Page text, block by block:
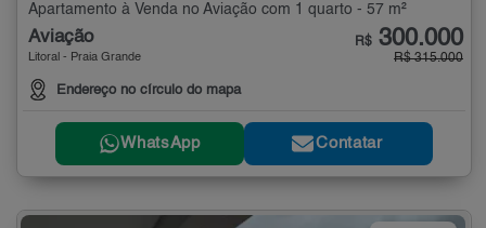
Apartamento à Venda no Aviação com 1 quarto - 57 m²
Aviação
Litoral - Praia Grande
Endereço no círculo do mapa
R$ 300.000
R$ 315.000
WhatsApp Contatar